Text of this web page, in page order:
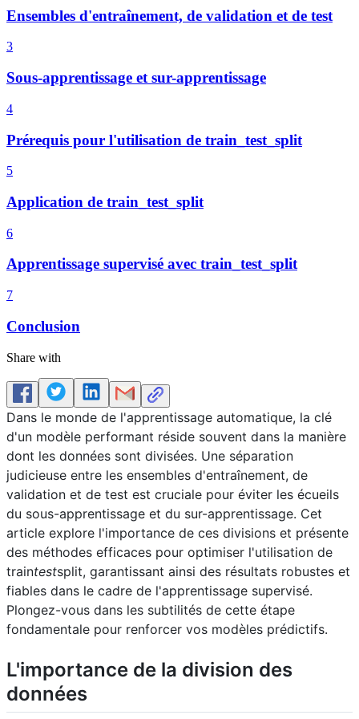
Ensembles d'entraînement, de validation et de test
3
Sous-apprentissage et sur-apprentissage
4
Prérequis pour l'utilisation de train_test_split
5
Application de train_test_split
6
Apprentissage supervisé avec train_test_split
7
Conclusion
Share with
Dans le monde de l'apprentissage automatique, la clé
d'un modèle performant réside souvent dans la manière
dont les données sont divisées. Une séparation
judicieuse entre les ensembles d'entraînement, de
validation et de test est cruciale pour éviter les écueils
du sous-apprentissage et du sur-apprentissage. Cet
article explore l'importance de ces divisions et présente
des méthodes efficaces pour optimiser l'utilisation de
traintestsplit, garantissant ainsi des résultats robustes et
fiables dans le cadre de l'apprentissage supervisé.
Plongez-vous dans les subtilités de cette étape
fondamentale pour renforcer vos modèles prédictifs.
L'importance de la division des
données